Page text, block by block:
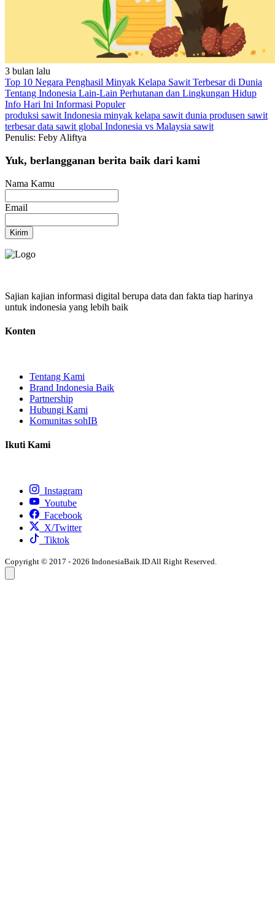
3 bulan lalu
Top 10 Negara Penghasil Minyak Kelapa Sawit Terbesar di Dunia
Tentang Indonesia Lain-Lain Perhutanan dan Lingkungan Hidup
Info Hari Ini Informasi Populer
produksi sawit Indonesia minyak kelapa sawit dunia produsen sawit
terbesardata sawit global Indonesia vs Malaysia sawit
Penulis: Feby Aliftya
Yuk, berlangganan berita baik dari kami
Nama Kamu
Email
Kirim
Sajian kajian informasi digital berupa data dan fakta tiap harinya
untuk indonesia yang lebih baik
Konten
Tentang Kami
Brand Indonesia Baik
Partnership
Hubungi Kami
Komunitas sohIB
Ikuti Kami
Instagram
Youtube
Facebook
X/Twitter
Tiktok
Copyright © 2017 - 2026 IndonesiaBaik.ID All Right Reserved.